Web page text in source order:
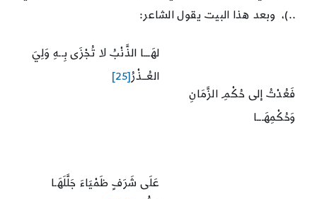
..)، وبعد هذا البيت يقول الشاعر:
فَعُدْتُ إلى حُكْمِ الزَّمَانِ
وَحُكْمِهَـــا
لهَـــا الذَّنْبُ لا تُجْزَى بِــهِ وَلِيَ
العُــذْرُ [25]
عَلَى شَرَفٍ ظَمْيَاءَ جَلَّلَهَـا